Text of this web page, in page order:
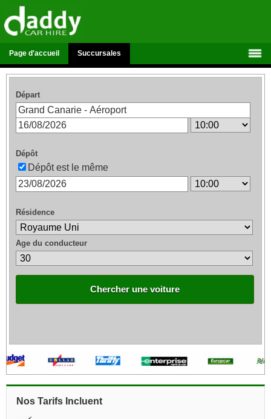
Page d'accueil Succursales
Départ
Dépôt
Dépôt est le même
Résidence
Age du conducteur
Chercher une voiture
Nos Tarifs Incluent